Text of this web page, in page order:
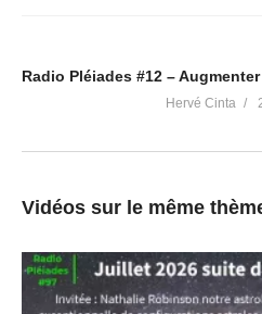
Âmes jumelles et famille d’âme,
Galactiques
et de nombreux échanges
Liens pour nous suivre
vous accompagner vers
Hervé Cinta
Vidéos sur le même